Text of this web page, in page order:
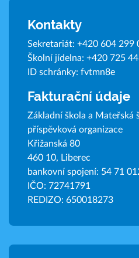
Kontakty
Sekretariát: +420 604 299
Školní jídelna: +420 725
ID schránky: fvtmn8e
Fakturační údaje
Základní škola a Mateřská
příspěvková organizace
Křižanská 80
460 10, Liberec
bankovní spojení: 54 71
IČO: 72741791
REDIZO: 650018273